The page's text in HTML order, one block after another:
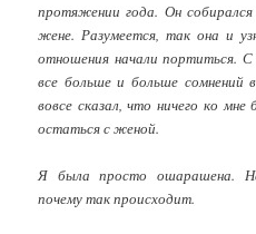
протяжении года. Он
жене. Разумеется, так она и
отношения начали портиться.
все больше и больше
вовсе сказал, что ничего ко
остаться с женой.
Я была просто ошарашена.
почему так происходит.